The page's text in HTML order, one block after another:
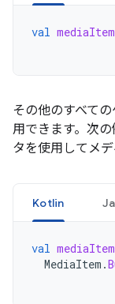
val mediaItem
その他のすべての
用できます。次
タを使用してメデ
Kotlin
val mediaItem
MediaItem .